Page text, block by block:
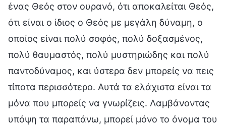
ένας Θεός στον ουρανό, ότι αποκαλείται Θεός,
ότι είναι ο ίδιος ο Θεός με μεγάλη δύναμη, ο
οποίος είναι πολύ σοφός, πολύ δοξασμένος,
πολύ θαυμαστός, πολύ μυστηριώδης και πολύ
παντοδύναμος, και ύστερα δεν μπορείς να πεις
τίποτα περισσότερο. Αυτά τα ελάχιστα είναι τα
μόνα που μπορείς να γνωρίζεις. Λαμβάνοντας
υπόψη τα παραπάνω, μπορεί μόνο το όνομα του